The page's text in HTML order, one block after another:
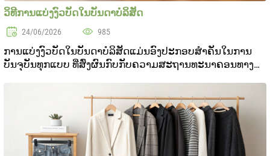
ວິທີການແບ່ງງົວບັດໃນບັນດາບໍລິສັດ
24/06/2026 985
ການແບ່ງງົວບັດໃນບັນດາບໍລິສັດແມ່ນອົງປະກອບສຳຄັນໃນການ
ບັນຈຸບັນທຸກແບບ ທີ່ສົ່ງຜົນກົບກັບຄວາມສະຖານທະນາຄອນທາງ